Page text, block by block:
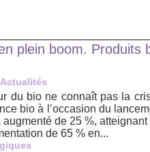
plein boom. Produits
du bio ne connaît pas la
bio à l’occasion du
augmenté de 25 %,
de 65 % en...